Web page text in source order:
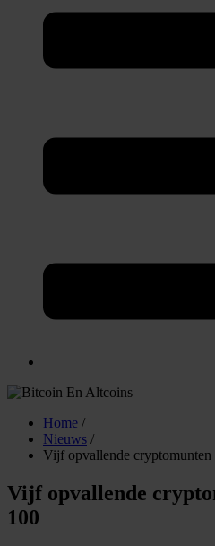
Home /
Nieuws /
Vijf opvallende cryptomunten
Vijf opvallende
100